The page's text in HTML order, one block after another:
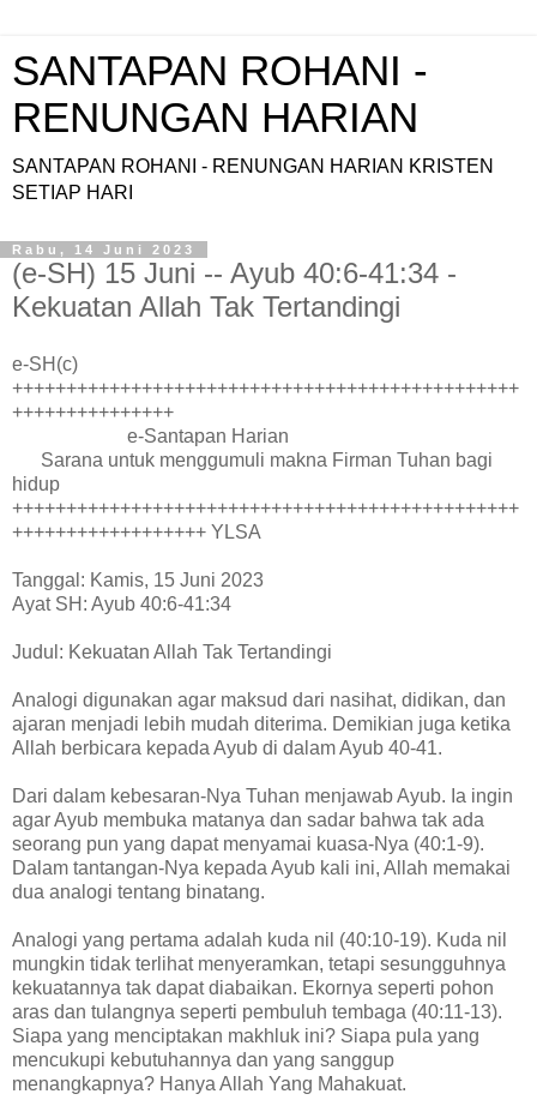
SANTAPAN ROHANI -
RENUNGAN HARIAN
SANTAPAN ROHANI - RENUNGAN HARIAN KRISTEN
SETIAP HARI
Rabu, 14 Juni 2023
(e-SH) 15 Juni -- Ayub 40:6-41:34 -
Kekuatan Allah Tak Tertandingi
e-SH(c)
+++++++++++++++++++++++++++++++++++++++++++++++
+++++++++++++++
e-Santapan Harian
Sarana untuk menggumuli makna Firman Tuhan bagi
hidup
+++++++++++++++++++++++++++++++++++++++++++++++
++++++++++++++++++ YLSA
Tanggal: Kamis, 15 Juni 2023
Ayat SH: Ayub 40:6-41:34
Judul: Kekuatan Allah Tak Tertandingi
Analogi digunakan agar maksud dari nasihat, didikan, dan
ajaran menjadi lebih mudah diterima. Demikian juga ketika
Allah berbicara kepada Ayub di dalam Ayub 40-41.
Dari dalam kebesaran-Nya Tuhan menjawab Ayub. Ia ingin
agar Ayub membuka matanya dan sadar bahwa tak ada
seorang pun yang dapat menyamai kuasa-Nya (40:1-9).
Dalam tantangan-Nya kepada Ayub kali ini, Allah memakai
dua analogi tentang binatang.
Analogi yang pertama adalah kuda nil (40:10-19). Kuda nil
mungkin tidak terlihat menyeramkan, tetapi sesungguhnya
kekuatannya tak dapat diabaikan. Ekornya seperti pohon
aras dan tulangnya seperti pembuluh tembaga (40:11-13).
Siapa yang menciptakan makhluk ini? Siapa pula yang
mencukupi kebutuhannya dan yang sanggup
menangkapnya? Hanya Allah Yang Mahakuat.